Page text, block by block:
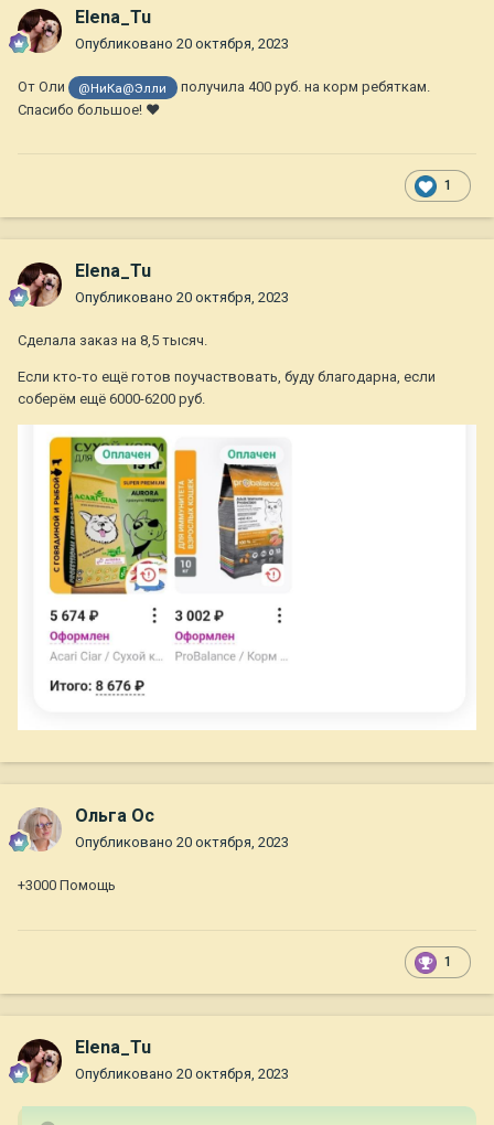
Elena_Tu
Опубликовано 20 октября, 2023
От Оли @НиКа@Элли
получила 400 руб. на корм ребяткам.
Спасибо большое! ❤
1
Elena_Tu
Опубликовано 20 октября, 2023
Сделала заказ на 8,5 тысяч.
Если кто-то ещё готов поучаствовать, буду благодарна, если
соберём ещё 6000-6200 руб.
Ольга Ос
Опубликовано 20 октября, 2023
+3000 Помощь
1
Elena_Tu
Опубликовано 20 октября, 2023